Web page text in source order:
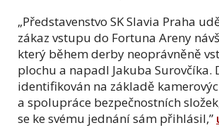
„Představenstvo SK Slavia Praha
zákaz vstupu do Fortuna Areny
který během derby neoprávněně
plochu a napadl Jakuba Surovčíka.
identifikován na základě
a spolupráce bezpečnostních
se ke svému jednání sám přihlásil,”